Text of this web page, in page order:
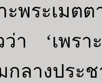
าะพระเ
ว่า ‘เพรา
กลางประ